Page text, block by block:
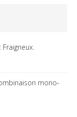
mono-